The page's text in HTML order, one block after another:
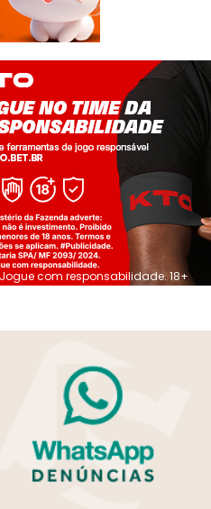
Jogue com responsabilidade. 18+